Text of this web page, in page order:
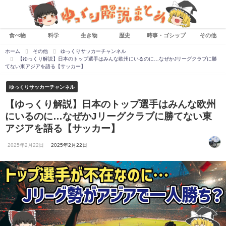
食べ物 科学 生き物 歴史 時事・ゴシップ その他
ホーム その他
ゆっくりサッカーチャンネル
【ゆっくり解説】日本のトップ選手はみんな欧州にいるのに…なぜかJリーグクラブに勝
てない東アジアを語る【サッカー】
ゆっくりサッカーチャンネル
【ゆっくり解説】日本のトップ選手はみんな欧州
にいるのに…なぜかJリーグクラブに勝てない東
アジアを語る【サッカー】
2025年2月22日 2025年2月22日